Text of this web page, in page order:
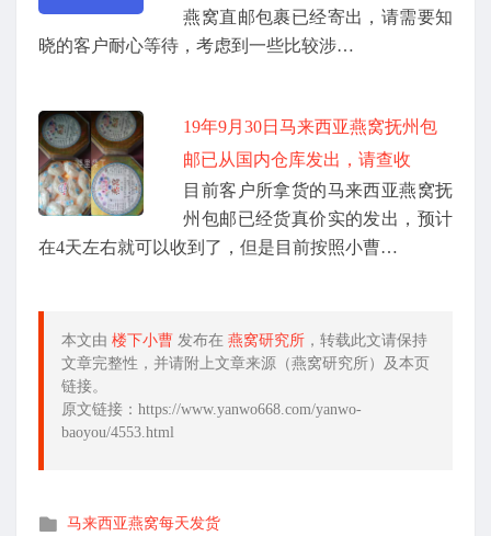
燕窝直邮包裹已经寄出，请需要知
晓的客户耐心等待，考虑到一些比较涉…
19年9月30日马来西亚燕窝抚州包
邮已从国内仓库发出，请查收
目前客户所拿货的马来西亚燕窝抚
州包邮已经货真价实的发出，预计
在4天左右就可以收到了，但是目前按照小曹…
本文由 楼下小曹 发布在 燕窝研究所 ，转载此文请保持
文章完整性，并请附上文章来源（燕窝研究所）及本页
链接。
原文链接：https://www.yanwo668.com/yanwo-
baoyou/4553.html
发
马来西亚燕窝每天发货